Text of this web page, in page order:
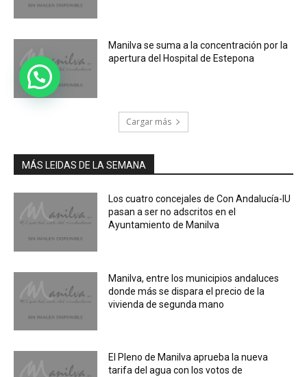
Manilva se suma a la concentración por la
apertura del Hospital de Estepona
Cargar más
MÁS LEIDAS DE LA SEMANA
Los cuatro concejales de Con Andalucía-IU
pasan a ser no adscritos en el
Ayuntamiento de Manilva
Manilva, entre los municipios andaluces
donde más se dispara el precio de la
vivienda de segunda mano
El Pleno de Manilva aprueba la nueva
tarifa del agua con los votos de